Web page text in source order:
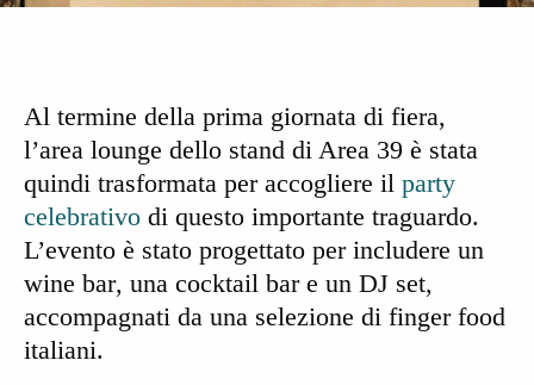
Al termine della prima giornata di fiera,
l’area lounge dello stand di Area 39 è stata
quindi trasformata per accogliere il party
celebrativo di questo importante traguardo.
L’evento è stato progettato per includere un
wine bar, una cocktail bare un DJ set,
accompagnati da una selezione di finger food
italiani.